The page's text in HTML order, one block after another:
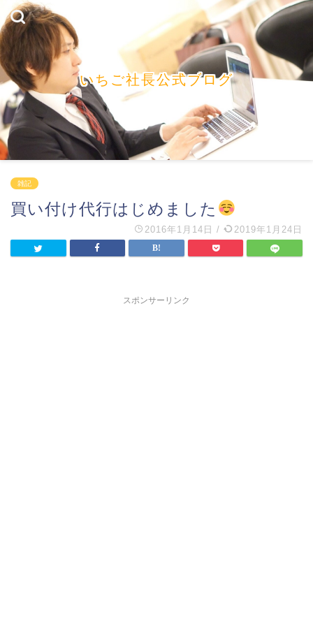
いちご社長公式ブログ
雑記
買い付け代行はじめました
2016年1月14日 / 2019年1月24日
スポンサーリンク